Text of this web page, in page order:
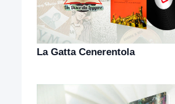
La Gatta Cenerentola